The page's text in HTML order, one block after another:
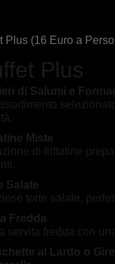
Plus (16 Euro a
Plus
di Salumi e
Miste
di frittatine
Salate
torte salate,
Fredda
servita fredda con
al Lardo o